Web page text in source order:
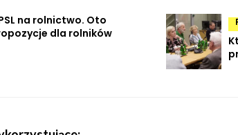
na rolnictwo. Oto
dla rolników